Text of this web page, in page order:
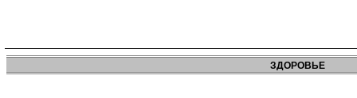
ЗДОРОВЬЕ